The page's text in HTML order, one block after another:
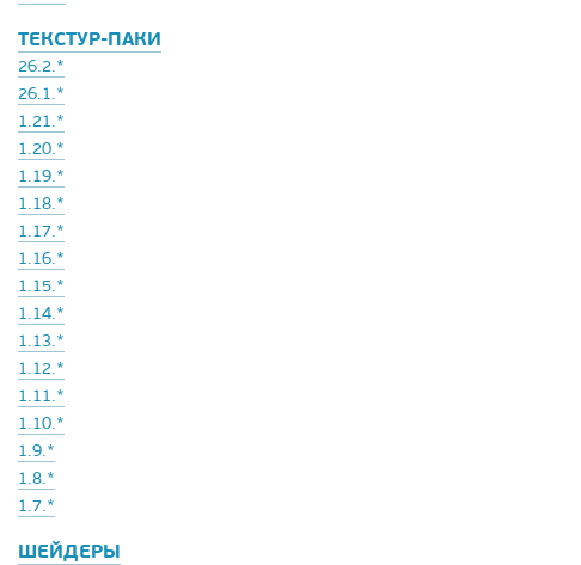
ТЕКСТУР-ПАКИ
26.2.*
26.1.*
1.21.*
1.20.*
1.19.*
1.18.*
1.17.*
1.16.*
1.15.*
1.14.*
1.13.*
1.12.*
1.11.*
1.10.*
1.9.*
1.8.*
1.7.*
ШЕЙДЕРЫ